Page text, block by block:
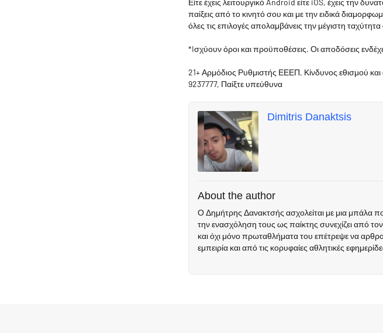
Είτε έχεις λειτουργικό Android είτε iOS, έχεις την
παίξεις από το κινητό σου και με την ειδικά
όλες τις επιλογές απολαμβάνεις την μέγιστη
*Iσχύουν όροι και προϋποθέσεις. Οι αποδόσεις
21+ Αρμόδιος Ρυθμιστής ΕΕΕΠ, Κίνδυνος εθισμού
9237777, Παίξτε υπεύθυνα
Dimitris Danaktsis
About the author
Ο Δημήτρης Δανακτσής ασχολείται με μια μπάλα
την ενασχόληση τους ως παίκτης συνεχίζει από
και όχι μόνο πρωταθλήματα του επέτρεψε να
εμπειρία και από τις κορυφαίες αθλητικές